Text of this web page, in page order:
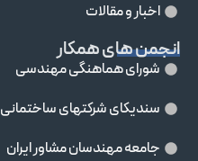
اخبار و مقالات
انجمن های همکار
شورای هماهنگی مهندسی
سندیکای شرکتهای ساختمانی
جامعه مهندسان مشاور ايران